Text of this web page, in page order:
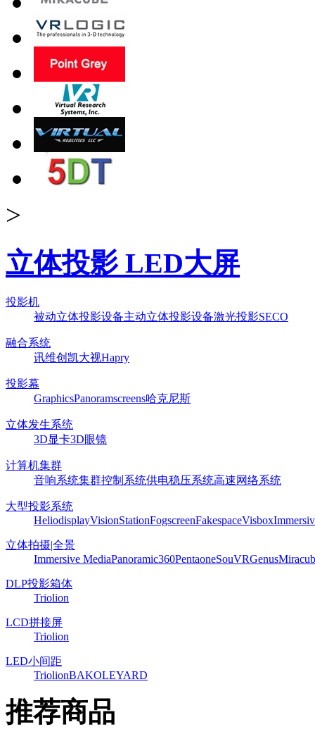
>
立体投影 LED大屏
投影机
被动立体投影设备主动立体投影设备激光投影SECO
融合系统
讯维创凯大视Hapry
投影幕
GraphicsPanoramscreens哈克尼斯
立体发生系统
3D显卡3D眼镜
计算机集群
音响系统集群控制系统供电稳压系统高速网络系统
大型投影系统
HeliodisplayVisionStationFogscreenFakespaceVisbox
立体拍摄|全景
Immersive MediaPanoramic360PentaoneSouVRGenus
DLP投影箱体
Triolion
LCD拼接屏
Triolion
LED小间距
TriolionBAKOLEYARD
推荐商品